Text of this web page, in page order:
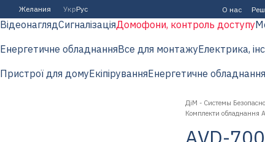
Желания УкрРус О нас
ВідеонаглядСигналізаціяДомофони, контроль доступу
Енергетичне обладнанняВсе для монтажуЕлектрика,
Пристрої для домуЕкіпіруванняЕнергетичне обладнання
ДіМ - Системы
Комплекти обладнання